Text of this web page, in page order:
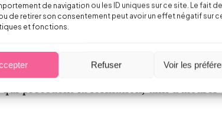
de navigation ou les ID uniques sur ce site. Le fait
de retirer son consentement peut avoir un effet négatif sur
et fonctions.
Refuser Voir les
précèdent la formation, afin